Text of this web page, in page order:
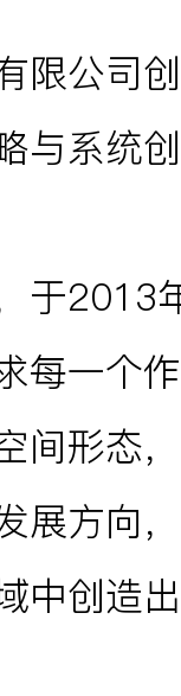
限公司
与系统
于2013
每一个
间形态
展方向
中创造